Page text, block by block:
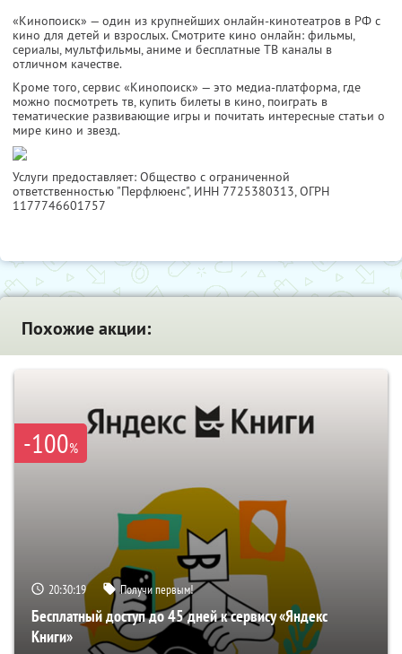
«Кинопоиск» — один из крупнейших онлайн-кинотеатров в РФ с
кино для детей и взрослых. Смотрите кино онлайн: фильмы,
сериалы, мультфильмы, аниме и бесплатные ТВ каналы в
отличном качестве.
Кроме того, сервис «Кинопоиск» — это медиа-платформа, где
можно посмотреть тв, купить билеты в кино, поиграть в
тематические развивающие игры и почитать интересные статьи о
мире кино и звезд.
Услуги предоставляет: Общество с ограниченной
ответственностью "Перфлюенс", ИНН 7725380313, ОГРН
1177746601757
Похожие акции:
-100%
20:30:18 Получи первым!
Бесплатный доступ до 45 дней к сервису «Яндекс
Книги»